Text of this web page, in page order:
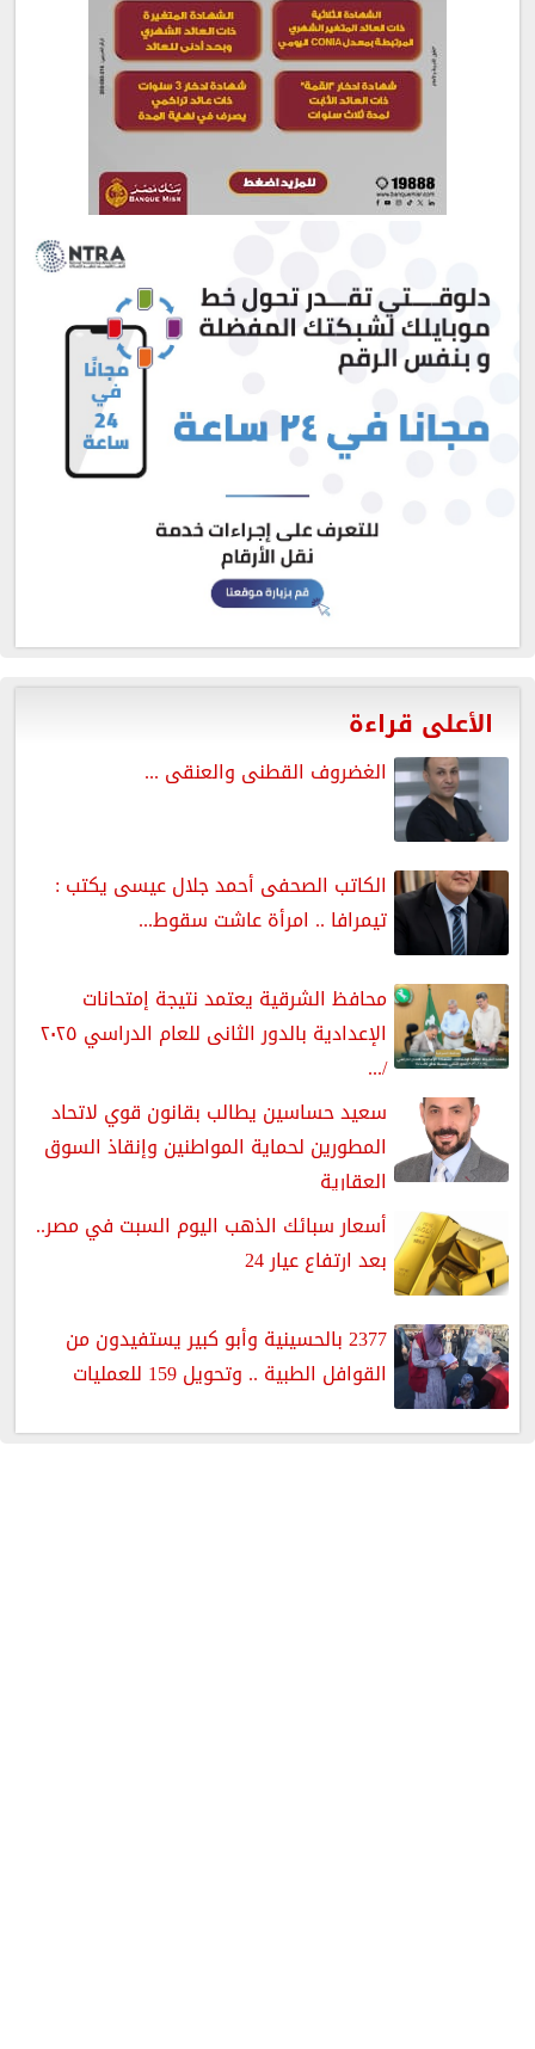
الأعلى قراءة
الغضروف القطنى والعنقى ...
الكاتب الصحفى أحمد جلال عيسى يكتب :
تيمرافا .. امرأة عاشت سقوط...
محافظ الشرقية يعتمد نتيجة إمتحانات
الإعدادية بالدور الثانى للعام الدراسي ٢٠٢٥
/...
سعيد حساسين يطالب بقانون قوي لاتحاد
المطورين لحماية المواطنين وإنقاذ السوق
العقارية
أسعار سبائك الذهب اليوم السبت في مصر..
بعد ارتفاع عيار 24
2377 بالحسينية وأبو كبير يستفيدون من
القوافل الطبية .. وتحويل 159 للعمليات